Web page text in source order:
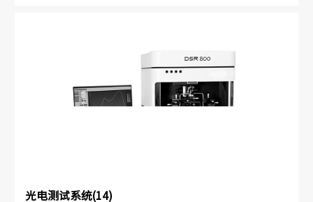
光电测试系统(14)